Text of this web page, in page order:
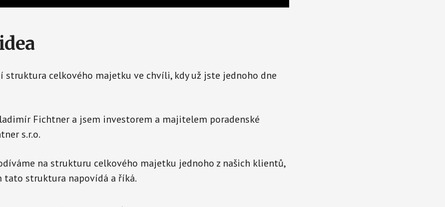
struktura celkového majetku ve chvíli, kdy už jste jednoho dne
Fichtner a jsem investorem a majitelem poradenské
s.r.o.
na strukturu celkového majetku jednoho z našich klientů,
tato struktura napovídá a říká.